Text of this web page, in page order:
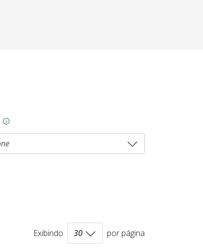
As proposições legislativas na CLDF podem ser
Exibindo por página